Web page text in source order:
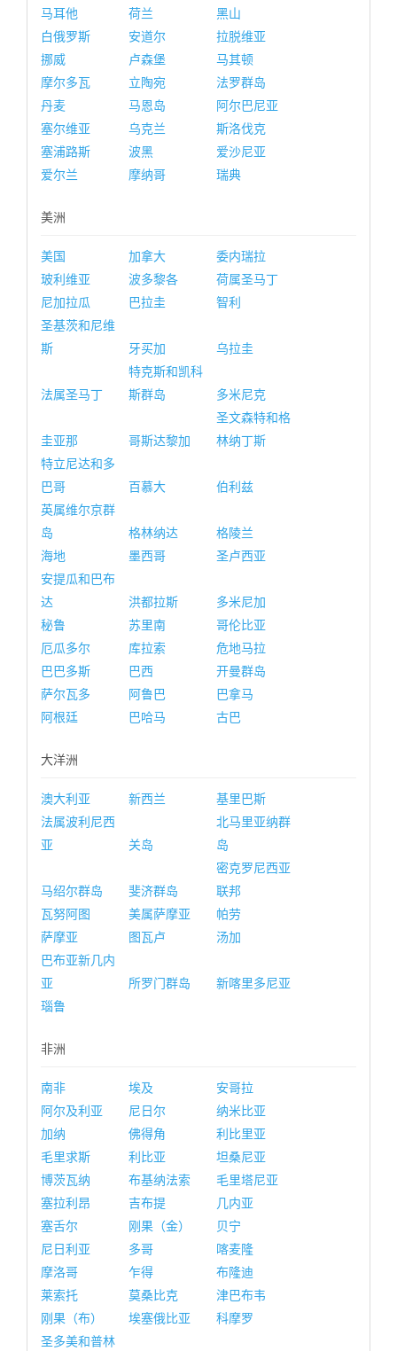
马耳他
荷兰
黑山
白俄罗斯
安道尔
拉脱维亚
挪威
卢森堡
马其顿
摩尔多瓦
立陶宛
法罗群岛
丹麦
马恩岛
阿尔巴尼亚
塞尔维亚
乌克兰
斯洛伐克
塞浦路斯
波黑
爱沙尼亚
爱尔兰
摩纳哥 瑞典
美洲
美国 加拿大
委内瑞拉
玻利维亚
波多黎各
荷属圣马丁
尼加拉瓜
巴拉圭
智利
圣基茨和尼维
斯
牙买加 乌拉圭
法属圣马丁
特克斯和凯科
斯群岛
多米尼克
圭亚那 哥斯达黎加
圣文森特和格
林纳丁斯
特立尼达和多
巴哥
百慕大
伯利兹
英属维尔京群
岛
格林纳达
格陵兰
海地
墨西哥
圣卢西亚
安提瓜和巴布
达
洪都拉斯
多米尼加
秘鲁
苏里南
哥伦比亚
厄瓜多尔
库拉索
危地马拉
巴巴多斯
巴西
开曼群岛
萨尔瓦多
阿鲁巴
巴拿马
阿根廷
巴哈马 古巴
大洋洲
澳大利亚 新西兰
基里巴斯
法属波利尼西
亚
关岛
北马里亚纳群
岛
马绍尔群岛 斐济群岛
密克罗尼西亚
联邦
瓦努阿图
美属萨摩亚
帕劳
萨摩亚
图瓦卢
汤加
巴布亚新几内
亚
所罗门群岛
新喀里多尼亚
瑙鲁
非洲
南非 埃及
安哥拉
阿尔及利亚
尼日尔
纳米比亚
加纳
佛得角
利比里亚
毛里求斯
利比亚
坦桑尼亚
博茨瓦纳
布基纳法索
毛里塔尼亚
塞拉利昂
吉布提
几内亚
塞舌尔
刚果（金）
贝宁
尼日利亚
多哥
喀麦隆
摩洛哥
乍得
布隆迪
莱索托
莫桑比克
津巴布韦
刚果（布）
埃塞俄比亚
科摩罗
圣多美和普林